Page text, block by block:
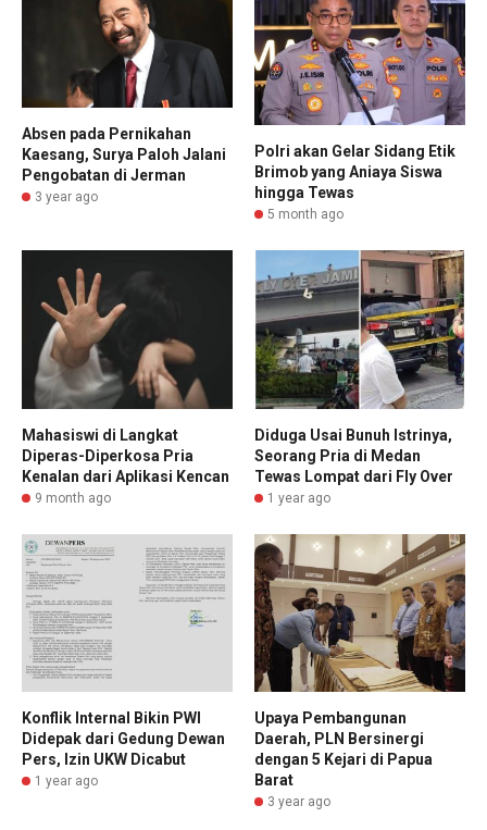
Absen pada Pernikahan
Kaesang, Surya Paloh Jalani
Pengobatan di Jerman
3 year ago
Polri akan Gelar Sidang Etik
Brimob yang Aniaya Siswa
hingga Tewas
5 month ago
Mahasiswi di Langkat
Diperas-Diperkosa Pria
Kenalan dari Aplikasi Kencan
9 month ago
Diduga Usai Bunuh Istrinya,
Seorang Pria di Medan
Tewas Lompat dari Fly Over
1 year ago
Konflik Internal Bikin PWI
Didepak dari Gedung Dewan
Pers, Izin UKW Dicabut
1 year ago
Upaya Pembangunan
Daerah, PLN Bersinergi
dengan 5 Kejari di Papua
Barat
3 year ago